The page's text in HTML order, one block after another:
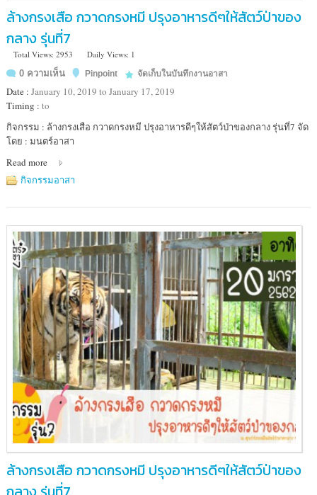
ล้างกรงเสือ กวาดกรงหมี ปรุงอาหารดีๆให้สัตว์ป่าของ
กลาง รุ่นที่7
Total Views: 2953
Daily Views: 1
0 ความเห็น
Pinpoint จัดเก็บในบันทึกงานอาสา
Date : January 10, 2019 to January 17, 2019
Timing : to
Location
:
ช่วย
เหลือ
ป่า
กลาง
กิจกรรม : ล้างกรงเสือ กวาดกรงหมี ปรุงอาหารดีๆให้สัตว์ป่าของกลาง รุ่นที่7 จัด
โดย : มนตร์อาสา
Read more
กิจกรรมอาสา
ล้างกรงเสือ กวาดกรงหมี ปรุงอาหารดีๆให้สัตว์ป่าของ